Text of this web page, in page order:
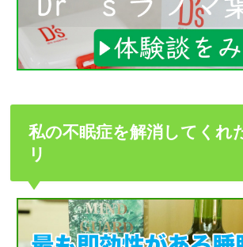
私の不眠症を解消してくれ
リ